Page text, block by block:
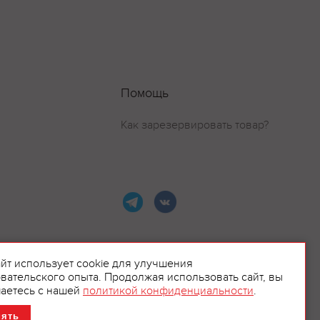
Помощь
Как зарезервировать товар?
использует cookie для улучшения
опыта. Продолжая использовать сайт, вы
с нашей политикой конфиденциальности.